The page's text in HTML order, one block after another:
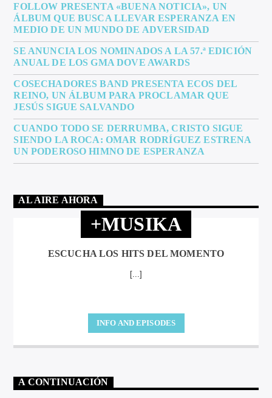
FOLLOW PRESENTA «BUENA NOTICIA», UN
ÁLBUM QUE BUSCA LLEVAR ESPERANZA EN
MEDIO DE UN MUNDO DE ADVERSIDAD
SE ANUNCIA LOS NOMINADOS A LA 57.ª EDICIÓN
ANUAL DE LOS GMA DOVE AWARDS
COSECHADORES BAND PRESENTA ECOS DEL
REINO, UN ÁLBUM PARA PROCLAMAR QUE
JESÚS SIGUE SALVANDO
CUANDO TODO SE DERRUMBA, CRISTO SIGUE
SIENDO LA ROCA: OMAR RODRÍGUEZ ESTRENA
UN PODEROSO HIMNO DE ESPERANZA
AL AIRE AHORA
+MUSIKA
ESCUCHA LOS HITS DEL MOMENTO
[...]
INFO AND EPISODES
A CONTINUACIÓN